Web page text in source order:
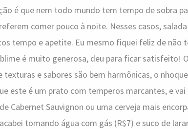
é que nem todo mundo tem tempo de sobra
comer pouco à noite. Nesses casos,
tempo e apetite. Eu mesmo fiquei feliz de não
é muito generosa, deu para ficar satisfeito!
texturas e sabores são bem harmônicas, o
este é um prato com temperos marcantes, e
Cabernet Sauvignon ou uma cerveja mais
tomando água com gás (R$7) e suco de